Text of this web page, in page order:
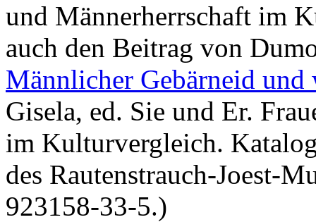
und Männerherrschaft im
auch den Beitrag von
Männlicher Gebärneid
Gisela, ed. Sie und Er.
im Kulturvergleich.
des Rautenstrauch-Joest-
923158-33-5.)